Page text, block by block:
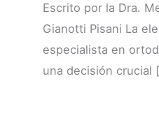
Escrito por la Dra.
Gianotti Pisani La
especialista en
una decisión crucial